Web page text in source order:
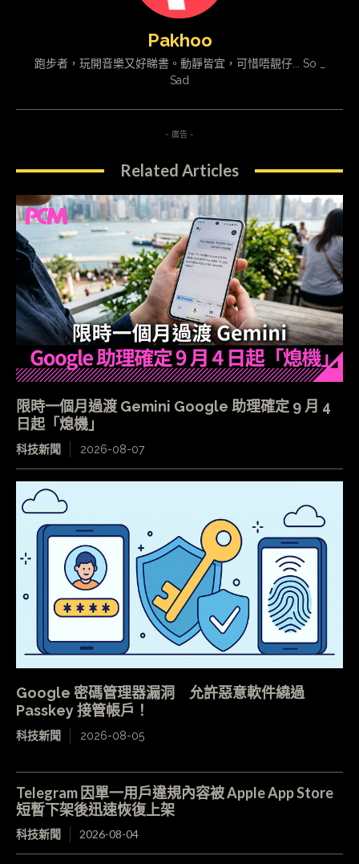
Pakhoo
跑步者，玩開音樂又好睇書。動靜皆宜，可惜唔靚仔... So _
Sad
- 廣告 -
Related Articles
限時一個月過渡 Gemini Google 助理確定 9 月 4
日起「熄機」
科技新聞 2026-08-07
Google 密碼管理器漏洞 允許惡意軟件繞過
Passkey 接管帳戶！
科技新聞 2026-08-05
Telegram 因單一用戶違規內容被 Apple App Store
短暫下架後迅速恢復上架
科技新聞 2026-08-04